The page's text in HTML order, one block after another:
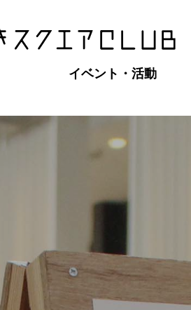
イベント・活動